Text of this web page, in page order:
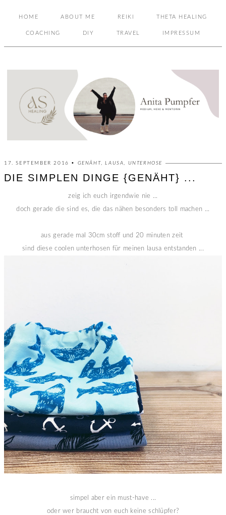
HOME ABOUT ME REIKI THETA HEALING
COACHING DIY TRAVEL IMPRESSUM
17. SEPTEMBER 2016 • GENÄHT ,LAUSA UNTERHOSE
DIE SIMPLEN DINGE {GENÄHT} ...
zeig ich euch irgendwie nie ...
doch gerade die sind es, die das nähen besonders toll machen ...
aus gerade mal 30cm stoff und 20 minuten zeit
sind diese coolen unterhosen für meinen lausa entstanden ...
simpel aber ein must-have ...
oder wer braucht von euch keine schlüpfer?